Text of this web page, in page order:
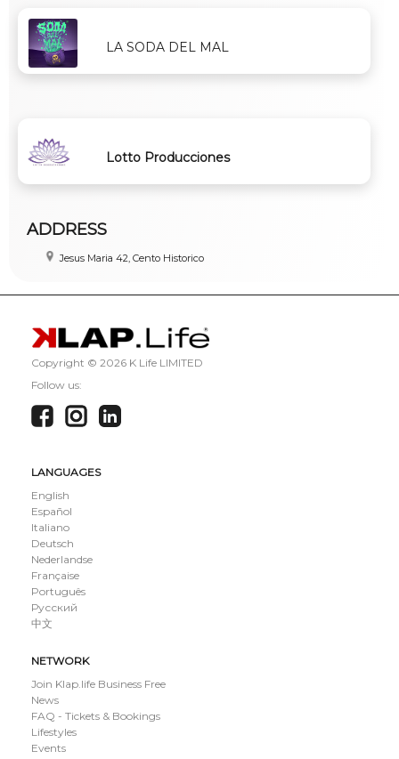
LA SODA DEL MAL
Lotto Producciones
ADDRESS
Jesus Maria 42, Cento Historico
Copyright © 2026 K Life LIMITED
Follow us:
LANGUAGES
English
Español
Italiano
Deutsch
Nederlandse
Française
Português
Русский
中文
NETWORK
Join Klap.life Business Free
News
FAQ - Tickets & Bookings
Lifestyles
Events